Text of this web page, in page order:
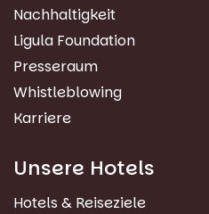
Nachhaltigkeit
Ligula Foundation
Presseraum
Whistleblowing
Karriere
Unsere Hotels
Hotels & Reiseziele